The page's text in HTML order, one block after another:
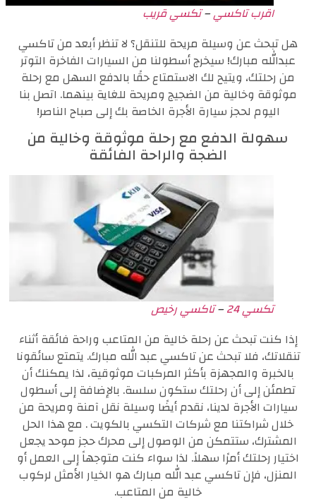
اقرب تاكسي–تكسي قريب
هل تبحث عن وسيلة مريحة للتنقل؟ لا تنظر أبعد من تاكسي
عبدالله مبارك! سيخرج أسطولنا من السيارات الفاخرة التوتر
من رحلتك، ويتيح لك الاستمتاع حقًا بالدفع السهل مع رحلة
موثوقة وخالية من الضجيج ومريحة للغاية بينهما. اتصل بنا
اليوم لحجز سيارة الأجرة الخاصة بك إلى صباح الناصر!
سهولة الدفع مع رحلة موثوقة وخالية من
الضجة والراحة الفائقة
تكسي 24 –تاكسي رخيص
إذا كنت تبحث عن رحلة خالية من المتاعب وراحة فائقة أثناء
تنقلاتك، فلا تبحث عن تاكسي عبد الله مبارك. يتمتع سائقونا
بالخبرة والمجهزة بأكثر المركبات موثوقية، لذا يمكنك أن
تطمئن إلى أن رحلتك ستكون سلسة. بالإضافة إلى أسطول
سيارات الأجرة لدينا، نقدم أيضًا وسيلة نقل آمنة ومريحة من
خلال شراكتنا مع شركات التكسي بالكويت . مع هذا الحل
المشترك، ستتمكن من الوصول إلى محرك حجز موحد يجعل
اختيار رحلتك أمرًا سهلاً. لذا سواء كنت متوجهاً إلى العمل أو
المنزل، فإن تاكسي عبد الله مبارك هو الخيار الأمثل لركوب
خالية من المتاعب.